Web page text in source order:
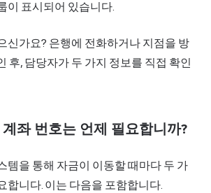
이 표시되어 있습니다.
신가요? 은행에 전화하거나 지점을 방
후, 담당자가 두 가지 정보를 직접 확인
좌 번호는 언제 필요합니까?
템을 통해 자금이 이동할 때마다 두 가
합니다. 이는 다음을 포함합니다.